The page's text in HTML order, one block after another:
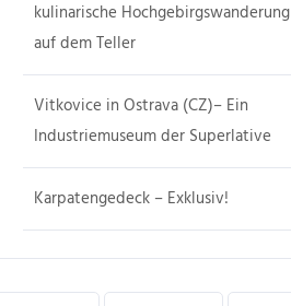
kulinarische Hochgebirgswanderung
auf dem Teller
Vitkovice in Ostrava (CZ)– Ein
Industriemuseum der Superlative
Karpatengedeck – Exklusiv!